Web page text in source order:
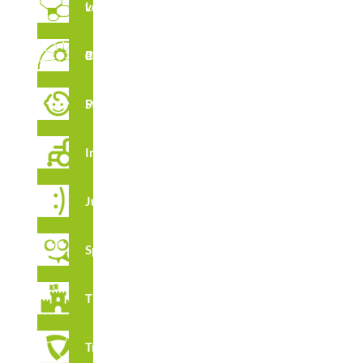
Labyrinthes verticaux
Parcour de Cordes
Stimulation Précoce
Integration
Juga
Spooky
Thématique
Tribox